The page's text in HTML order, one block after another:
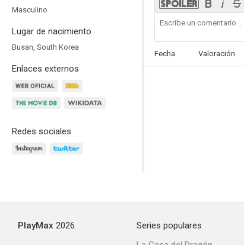
Masculino
Lugar de nacimiento
Busan, South Korea
Enlaces externos
Redes sociales
Fecha Valoración
PlayMax 2026
Series populares